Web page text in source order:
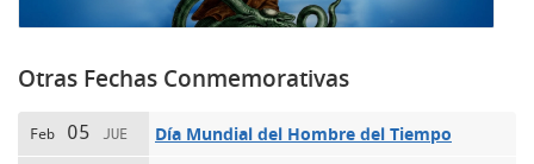
Otras Fechas Conmemorativas
Feb 05 JUE Día Mundial del Hombre del Tiempo